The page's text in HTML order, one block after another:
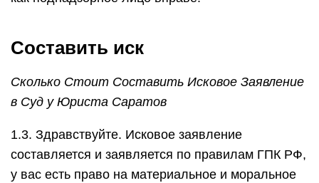
Составить иск
Сколько Стоит Составить Исковое Заявление
в Суд у Юриста Саратов
1.3. Здравствуйте. Исковое заявление
составляется и заявляется по правилам ГПК РФ,
у вас есть право на материальное и моральное